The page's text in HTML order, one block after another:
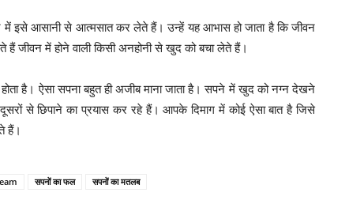
इसे आसानी से आत्मसात कर लेते हैं। उन्हें यह आभास हो जाता है कि जीवन
जीवन में होने वाली किसी अनहोनी से खुद को बचा लेते हैं।
है। ऐसा सपना बहुत ही अजीब माना जाता है। सपने में खुद को नग्न देखने
से छिपाने का प्रयास कर रहे हैं। आपके दिमाग में कोई ऐसा बात है जिसे
हैं।
सपनों का फल सपनों का मतलब